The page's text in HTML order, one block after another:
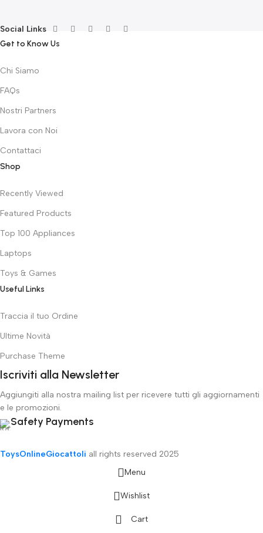
Social Links
Get to Know Us
Chi Siamo
FAQs
Nostri Partners
Lavora con Noi
Contattaci
Shop
Recently Viewed
Featured Products
Top 100 Appliances
Laptops
Toys & Games
Useful Links
Traccia il tuo Ordine
Ultime Novità
Purchase Theme
Iscriviti alla Newsletter
Aggiungiti alla nostra mailing list per ricevere tutti gli aggiornamenti
e le promozioni.
Safety Payments
ToysOnlineGiocattoli all rights reserved 2025
Menu
Wishlist
Cart